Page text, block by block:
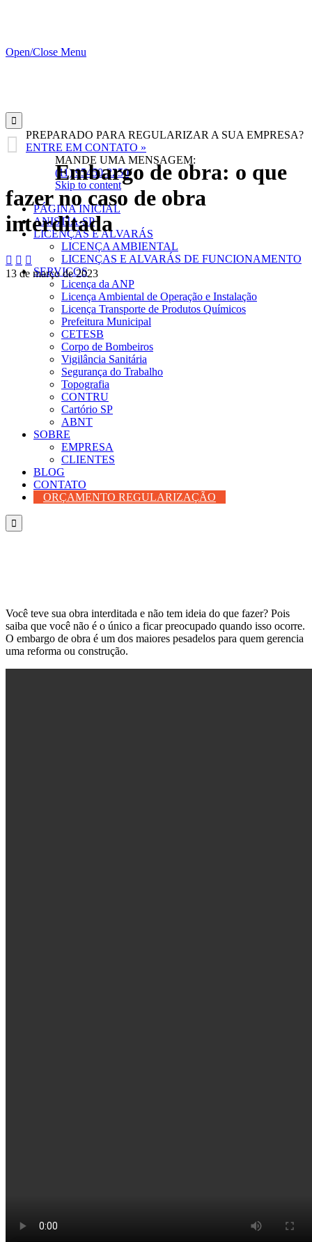
Open/Close Menu


PREPARADO PARA REGULARIZAR A SUA EMPRESA?
ENTRE EM CONTATO »
MANDE UMA MENSAGEM:
(11) 95450-2250
Skip to content
PÁGINA INICIAL
ANISTIA-SP
LICENÇAS E ALVARÁS
LICENÇA AMBIENTAL
LICENÇAS E ALVARÁS DE FUNCIONAMENTO
SERVIÇOS
Licença da ANP
Licença Ambiental de Operação e Instalação
Licença Transporte de Produtos Químicos
Prefeitura Municipal
CETESB
Corpo de Bombeiros
Vigilância Sanitária
Segurança do Trabalho
Topografia
CONTRU
Cartório SP
ABNT
SOBRE
EMPRESA
CLIENTES
BLOG
CONTATO
ORÇAMENTO REGULARIZAÇÃO

Embargo de obra: o que
fazer no caso de obra
interditada
  
13 de março de 2023
Você teve sua obra interditada e não tem ideia do que fazer? Pois
saiba que você não é o único a ficar preocupado quando isso ocorre.
O embargo de obra é um dos maiores pesadelos para quem gerencia
uma reforma ou construção.